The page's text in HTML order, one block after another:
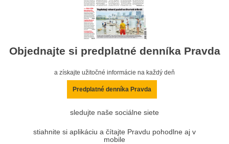
Objednajte si predplatné denníka Pravda
a získajte užitočné informácie na každý deň
Predplatné denníka Pravda
sledujte naše sociálne siete
stiahnite si aplikáciu a čítajte Pravdu pohodlne aj v
mobile